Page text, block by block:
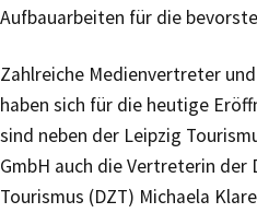
Aufbauarbeiten für die
Zahlreiche Medienvertreter
haben sich für die heutige
sind neben der Leipzig
GmbH auch die Vertreterin
Tourismus (DZT) Michaela